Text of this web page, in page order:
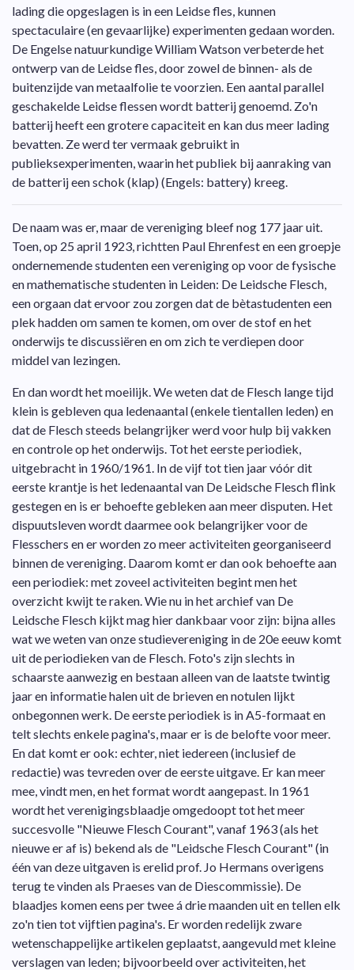
lading die opgeslagen is in een Leidse fles, kunnen
spectaculaire (en gevaarlijke) experimenten gedaan worden.
De Engelse natuurkundige William Watson verbeterde het
ontwerp van de Leidse fles, door zowel de binnen- als de
buitenzijde van metaalfolie te voorzien. Een aantal parallel
geschakelde Leidse flessen wordt batterij genoemd. Zo'n
batterij heeft een grotere capaciteit en kan dus meer lading
bevatten. Ze werd ter vermaak gebruikt in
publieksexperimenten, waarin het publiek bij aanraking van
de batterij een schok (klap) (Engels: battery) kreeg.
De naam was er, maar de vereniging bleef nog 177 jaar uit.
Toen, op 25 april 1923, richtten Paul Ehrenfest en een groepje
ondernemende studenten een vereniging op voor de fysische
en mathematische studenten in Leiden: De Leidsche Flesch,
een orgaan dat ervoor zou zorgen dat de bètastudenten een
plek hadden om samen te komen, om over de stof en het
onderwijs te discussiëren en om zich te verdiepen door
middel van lezingen.
En dan wordt het moeilijk. We weten dat de Flesch lange tijd
klein is gebleven qua ledenaantal (enkele tientallen leden) en
dat de Flesch steeds belangrijker werd voor hulp bij vakken
en controle op het onderwijs. Tot het eerste periodiek,
uitgebracht in 1960/1961. In de vijf tot tien jaar vóór dit
eerste krantje is het ledenaantal van De Leidsche Flesch flink
gestegen en is er behoefte gebleken aan meer disputen. Het
dispuutsleven wordt daarmee ook belangrijker voor de
Flesschers en er worden zo meer activiteiten georganiseerd
binnen de vereniging. Daarom komt er dan ook behoefte aan
een periodiek: met zoveel activiteiten begint men het
overzicht kwijt te raken. Wie nu in het archief van De
Leidsche Flesch kijkt mag hier dankbaar voor zijn: bijna alles
wat we weten van onze studievereniging in de 20e eeuw komt
uit de periodieken van de Flesch. Foto's zijn slechts in
schaarste aanwezig en bestaan alleen van de laatste twintig
jaar en informatie halen uit de brieven en notulen lijkt
onbegonnen werk. De eerste periodiek is in A5-formaat en
telt slechts enkele pagina's, maar er is de belofte voor meer.
En dat komt er ook: echter, niet iedereen (inclusief de
redactie) was tevreden over de eerste uitgave. Er kan meer
mee, vindt men, en het format wordt aangepast. In 1961
wordt het verenigingsblaadje omgedoopt tot het meer
succesvolle "Nieuwe Flesch Courant", vanaf 1963 (als het
nieuwe er af is) bekend als de "Leidsche Flesch Courant" (in
één van deze uitgaven is erelid prof. Jo Hermans overigens
terug te vinden als Praeses van de Diescommissie). De
blaadjes komen eens per twee á drie maanden uit en tellen elk
zo'n tien tot vijftien pagina's. Er worden redelijk zware
wetenschappelijke artikelen geplaatst, aangevuld met kleine
verslagen van leden; bijvoorbeeld over activiteiten, het